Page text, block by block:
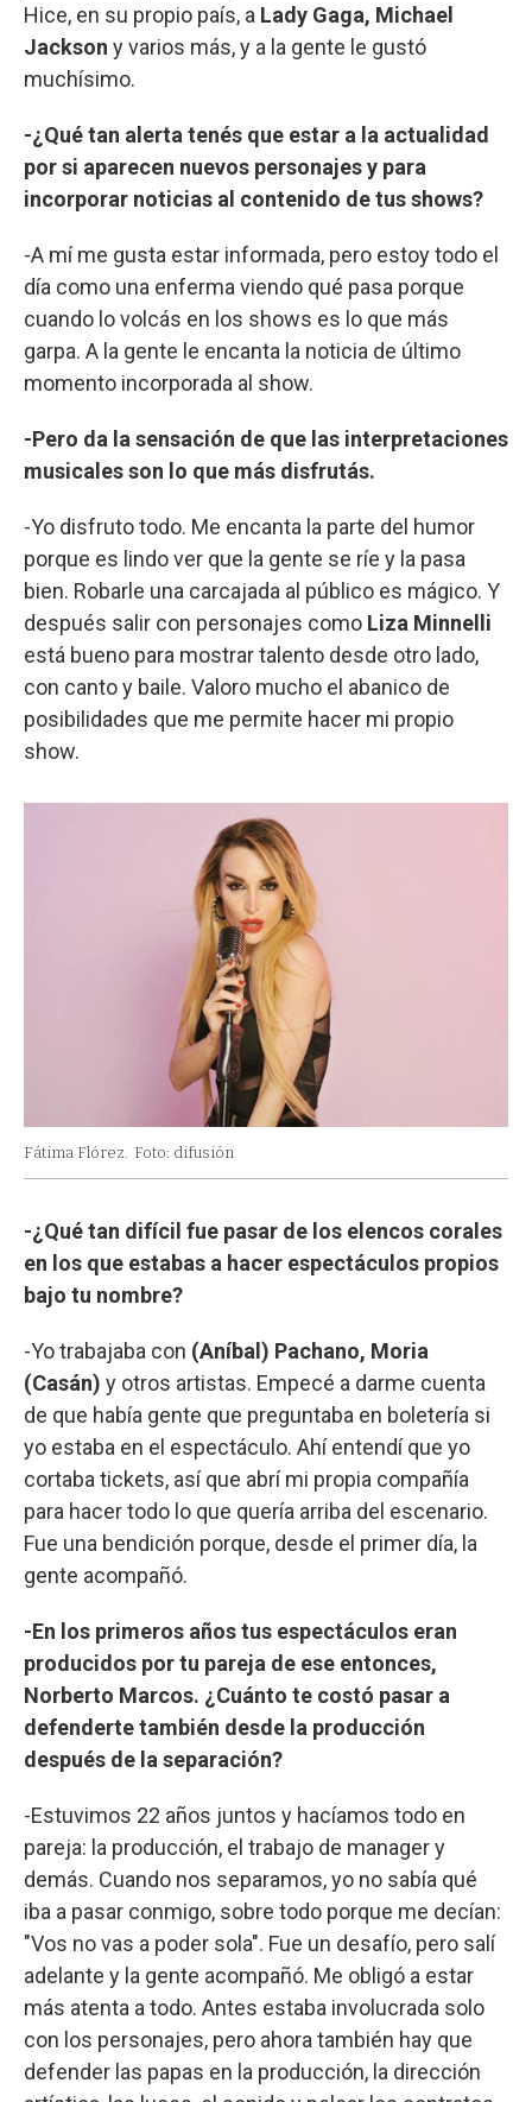
Hice, en su propio país, a Lady Gaga, Michael
Jackson y varios más, y a la gente le gustó
muchísimo.
-¿Qué tan alerta tenés que estar a la actualidad
por si aparecen nuevos personajes y para
incorporar noticias al contenido de tus shows?
-A mí me gusta estar informada, pero estoy todo el
día como una enferma viendo qué pasa porque
cuando lo volcás en los shows es lo que más
garpa. A la gente le encanta la noticia de último
momento incorporada al show.
-Pero da la sensación de que las interpretaciones
musicales son lo que más disfrutás.
-Yo disfruto todo. Me encanta la parte del humor
porque es lindo ver que la gente se ríe y la pasa
bien. Robarle una carcajada al público es mágico. Y
después salir con personajes como Liza Minnelli
está bueno para mostrar talento desde otro lado,
con canto y baile. Valoro mucho el abanico de
posibilidades que me permite hacer mi propio
show.
Fátima Flórez. Foto: difusión
-¿Qué tan difícil fue pasar de los elencos corales
en los que estabas a hacer espectáculos propios
bajo tu nombre?
-Yo trabajaba con (Aníbal) Pachano, Moria
(Casán) y otros artistas. Empecé a darme cuenta
de que había gente que preguntaba en boletería si
yo estaba en el espectáculo. Ahí entendí que yo
cortaba tickets, así que abrí mi propia compañía
para hacer todo lo que quería arriba del escenario.
Fue una bendición porque, desde el primer día, la
gente acompañó.
-En los primeros años tus espectáculos eran
producidos por tu pareja de ese entonces,
Norberto Marcos. ¿Cuánto te costó pasar a
defenderte también desde la producción
después de la separación?
-Estuvimos 22 años juntos y hacíamos todo en
pareja: la producción, el trabajo de manager y
demás. Cuando nos separamos, yo no sabía qué
iba a pasar conmigo, sobre todo porque me decían:
"Vos no vas a poder sola". Fue un desafío, pero salí
adelante y la gente acompañó. Me obligó a estar
más atenta a todo. Antes estaba involucrada solo
con los personajes, pero ahora también hay que
defender las papas en la producción, la dirección